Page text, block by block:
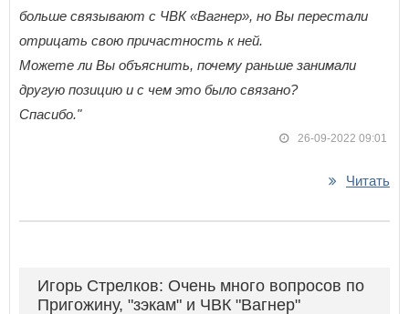
больше связывают с ЧВК «Вагнер», но Вы перестали
отрицать свою причастность к ней.
Можете ли Вы объяснить, почему раньше занимали
другую позицию и с чем это было связано?
Спасибо."
26-09-2022 09:01
Читать
Игорь Стрелков: Очень много вопросов по
Пригожину, "зэкам" и ЧВК "Вагнер"